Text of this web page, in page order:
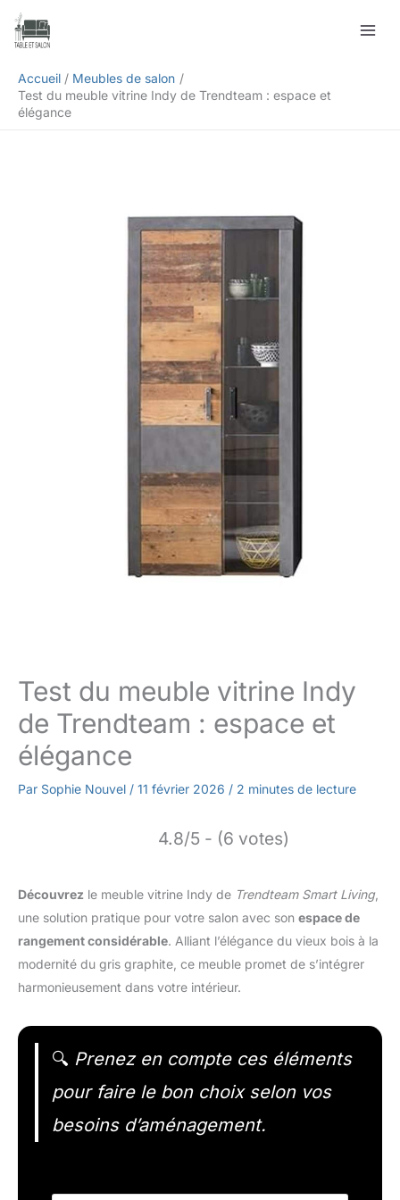
Aller
Accueil
Meubles de salon
Test du meuble vitrine Indy de Trendteam : espace et
élégance
Test du meuble vitrine Indy
de Trendteam : espace et
élégance
Par Sophie Nouvel / 11 février 2026 / 2 minutes de lecture
4.8/5 - (6 votes)
Découvrez le meuble vitrine Indy de Trendteam Smart Living,
une solution pratique pour votre salon avec son espace de
rangement considérable. Alliant l’élégance du vieux bois à la
modernité du gris graphite, ce meuble promet de s’intégrer
harmonieusement dans votre intérieur.
🔍 Prenez en compte ces éléments
pour faire le bon choix selon vos
besoins d’aménagement.
Rechercher